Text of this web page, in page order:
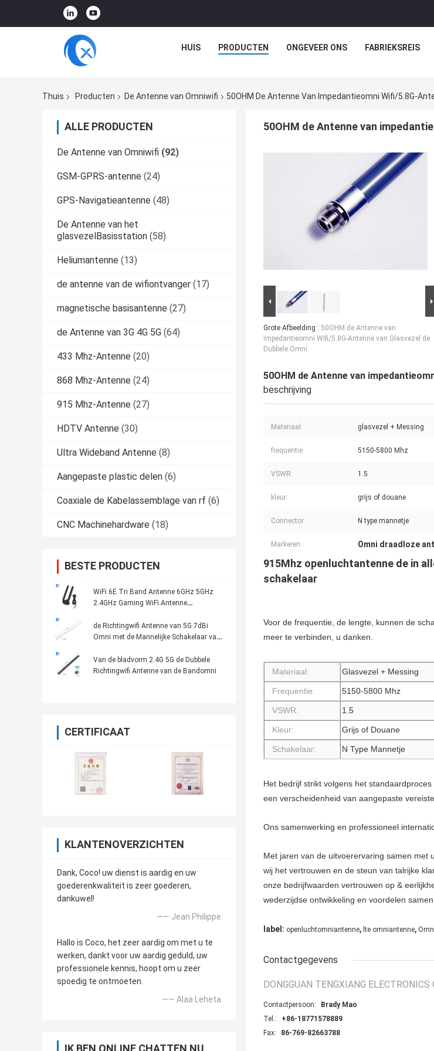
HUIS PRODUCTEN ONGEVEER ONS FABRIEKSREIS
Thuis Producten De Antenne van Omniwifi 50OHM De Antenne Van Impedantieomni Wifi/5.8G-
ALLE PRODUCTEN
De Antenne van Omniwifi (92)
GSM-GPRS-antenne (24)
GPS-Navigatieantenne (48)
De Antenne van het
glasvezelBasisstation (58)
Heliumantenne (13)
de antenne van de wifiontvanger (17)
magnetische basisantenne (27)
de Antenne van 3G 4G 5G (64)
433 Mhz-Antenne (20)
868 Mhz-Antenne (24)
915 Mhz-Antenne (27)
HDTV Antenne (30)
Ultra Wideband Antenne (8)
Aangepaste plastic delen (6)
Coaxiale de Kabelassemblage van rf (6)
CNC Machinehardware (18)
BESTE PRODUCTEN
WiFi 6E Tri Band Antenne 6GHz 5GHz
2.4GHz Gaming WiFi Antenne
de Richtingwifi Antenne van 5G 7dBi
Omni met de Mannelijke Schakelaar van
Van de bladvorm 2.4G 5G de Dubbele
Richtingwifi Antenne van de Bandomni
CERTIFICAAT
KLANTENOVERZICHTEN
Dank, Coco! uw dienst is aardig en uw
goederenkwaliteit is zeer goederen,
dankuwel!
—— Jean Philippe
Hallo is Coco, het zeer aardig om met u te
werken, dankt voor uw aardig geduld, uw
professionele kennis, hoopt om u zeer
spoedig te ontmoeten.
—— Alaa Leheta
IK BEN ONLINE CHATTEN NU
50OHM de Antenne van
Grote Afbeelding : 50OHM de Antenne van
impedantieomni Wifi/5.8G-Antenne van Glasvezel de
Dubbele Omni
50OHM de Antenne van
beschrijving
Materiaal: glasvezel + Messing
frequentie: 5150-5800 Mhz
VSWR: 1.5
kleur: grijs of douane
Connector: N type mannetje
Markeren: Omni draadloze
915Mhz openluchtantenne de in
schakelaar
Voor de frequentie, de lengte, kunnen de
meer te verbinden, u danken.
Materiaal: Glasvezel + Messing
Frequentie: 5150-5800 Mhz
VSWR: 1.5
Kleur: Grijs of Douane
Schakelaar: N Type Mannetje
Het bedrijf strikt volgens het
een verscheidenheid van aangepaste
Ons samenwerking en professioneel
Met jaren van de uitvoerervaring samen met
wij het vertrouwen en de steun van talrijke
onze bedrijfwaarden vertrouwen op &
wederzijdse ontwikkeling en voordelen
label: openluchtomniantenne, lte omniantenne,
Contactgegevens
DONGGUAN TENGXIANG ELECTRONICS
Contactpersoon:
Brady Mao
Tel.:
+86-18771578889
Fax:
86-769-82663788